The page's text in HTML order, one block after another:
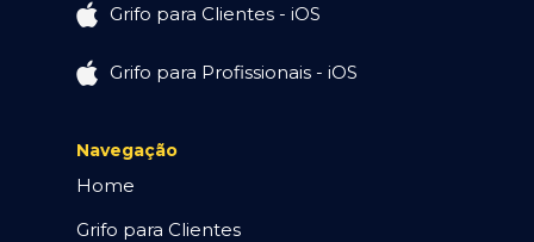
Grifo para Clientes - iOS
Grifo para Profissionais - iOS
Navegação
Home
Grifo para Clientes